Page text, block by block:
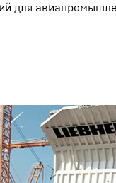
для